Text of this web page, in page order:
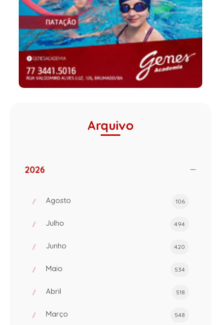
Arquivo
2026
Agosto 106
Julho 494
Junho 420
Maio 534
Abril 518
Março 548